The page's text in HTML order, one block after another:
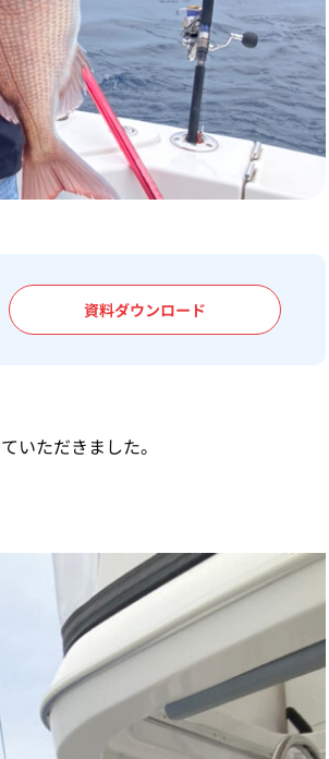
資料ダウンロード
いただきました。